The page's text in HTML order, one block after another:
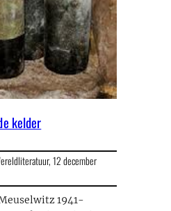
kelder
12 december
1941-